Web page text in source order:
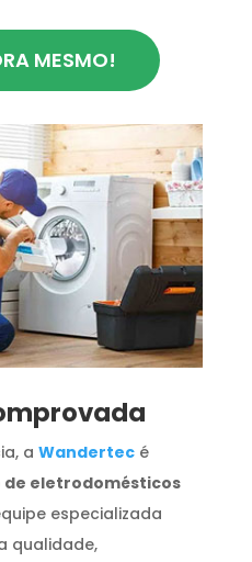
MESMO!
a Wandertecé
eletrodomésticos
especializada
qualidade,